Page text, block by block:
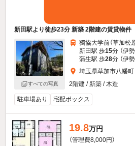
新田駅より徒歩23分 新築 2階建の賃貸物件
すべての写真
獨協大学前（草加松
新田駅 歩15分 （伊
蒲生駅 歩28分 （伊
埼玉県草加市八幡町
2階建 / 新築 / 木造
駐車場あり 宅配ボックス
19.8万円
（管理費8,000円）